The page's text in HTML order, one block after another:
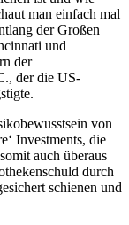
man einfach mal
der Großen
und
der
der die US-
von
Investments, die
auch überaus
durch
schienen und